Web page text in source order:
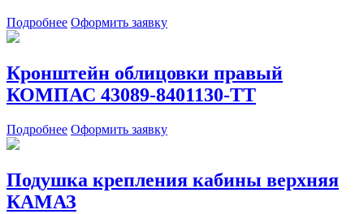
Подробнее Оформить заявку
Кронштейн облицовки правый
КОМПАС 43089-8401130-TT
Подробнее Оформить заявку
Подушка крепления кабины верхняя
КАМАЗ